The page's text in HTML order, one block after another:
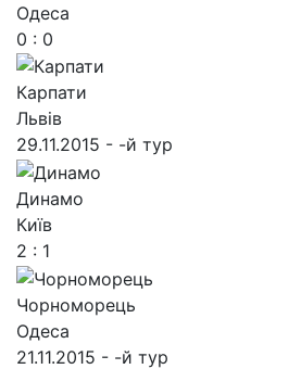
Одеса
0 : 0
Карпати
Львів
29.11.2015 - -й тур
Динамо
Київ
2 : 1
Чорноморець
Одеса
21.11.2015 - -й тур